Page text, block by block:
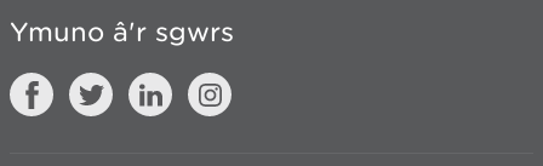
Ymuno â'r sgwrs